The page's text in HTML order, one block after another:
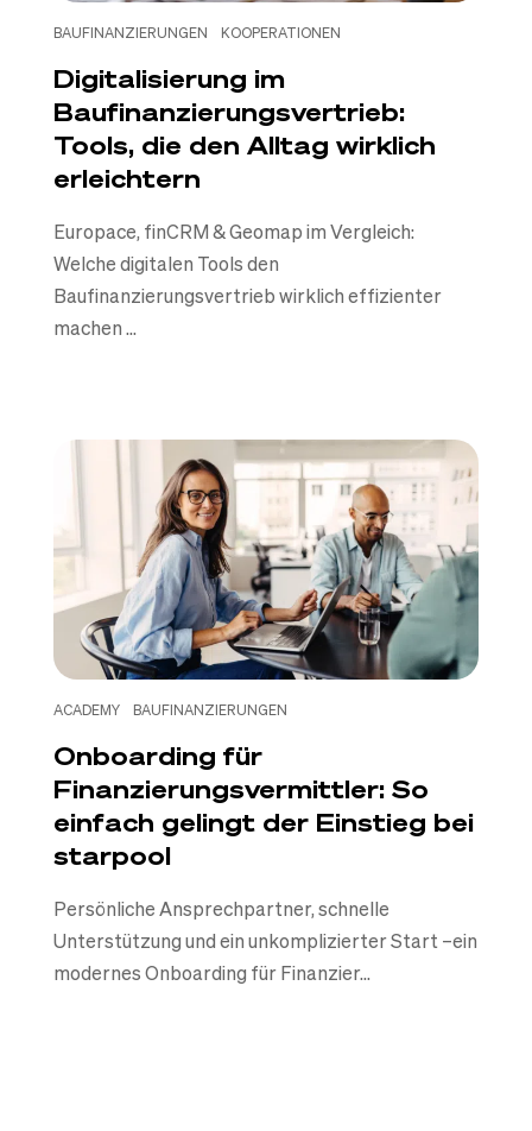
BAUFINANZIERUNGEN KOOPERATIONEN
Digitalisierung im
Baufinanzierungsvertrieb:
Tools, die den Alltag wirklich
erleichtern
Europace, finCRM & Geomap im Vergleich:
Welche digitalen Tools den
Baufinanzierungsvertrieb wirklich effizienter
machen ...
ACADEMY BAUFINANZIERUNGEN
Onboarding für
Finanzierungsvermittler: So
einfach gelingt der Einstieg bei
starpool
Persönliche Ansprechpartner, schnelle
Unterstützung und ein unkomplizierter Start –ein
modernes Onboarding für Finanzier...